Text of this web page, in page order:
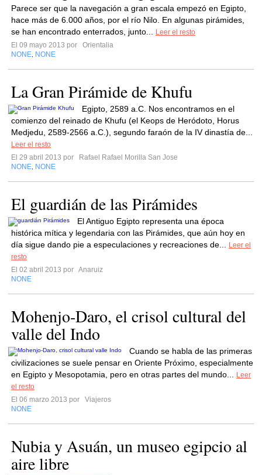
Parece ser que la navegación a gran escala empezó en Egipto,
hace más de 6.000 años, por el río Nilo. En algunas pirámides,
se han encontrado enterrados, junto...
Leer el resto
El 09 mayo 2013 por
Orientalia
NONE NONE
La Gran Pirámide de Khufu
Egipto, 2589 a.C. Nos encontramos en el
comienzo del reinado de Khufu (el Keops de Heródoto, Horus
Medjedu, 2589-2566 a.C.), segundo faraón de la IV dinastía de...
Leer el resto
El 29 abril 2013 por
Rafael Rafael Morilla San Jose
NONE NONE
El guardián de las Pirámides
El Antiguo Egipto representa una época
histórica mítica y legendaria con las Pirámides, que aún hoy en
día sigue dando pie a especulaciones y recreaciones de...
Leer el
resto
El 02 abril 2013 por Anaruiz
NONE
Mohenjo-Daro, el crisol cultural del
valle del Indo
Cuando se habla de las primeras
civilizaciones se suele pensar en Oriente Próximo, especialmente
en Egipto y Mesopotamia, pero en otras partes del mundo...
Leer
el resto
El 06 marzo 2013 por
Viajeros
NONE
Nubia y Asuán, un museo egipcio al
aire libre